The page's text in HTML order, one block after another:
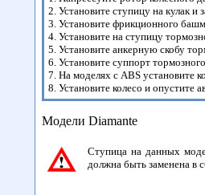
2. Установите ступицу на кулак
3. Установите фрикционного
4. Установите на ступицу
5. Установите анкерную скобу
6. Установите суппорт
7. На моделях с ABS установите
8. Установите колесо и опустите
Модели Diamante
Ступица на данных
должна быть заменена в